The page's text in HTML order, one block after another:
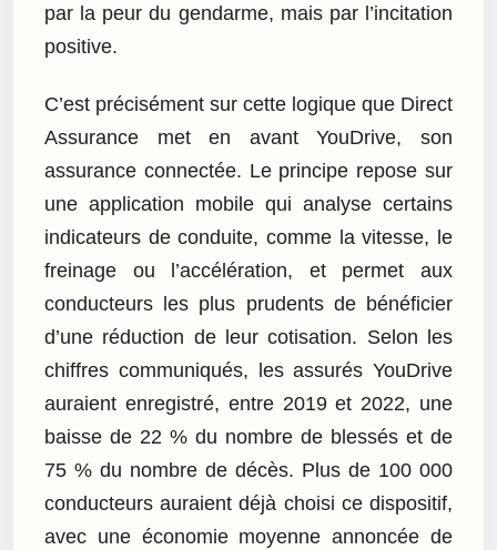
par la peur du gendarme, mais par l’incitation
positive.
C’est précisément sur cette logique que Direct
Assurance met en avant YouDrive, son
assurance connectée. Le principe repose sur
une application mobile qui analyse certains
indicateurs de conduite, comme la vitesse, le
freinage ou l’accélération, et permet aux
conducteurs les plus prudents de bénéficier
d’une réduction de leur cotisation. Selon les
chiffres communiqués, les assurés YouDrive
auraient enregistré, entre 2019 et 2022, une
baisse de 22 % du nombre de blessés et de
75 % du nombre de décès. Plus de 100 000
conducteurs auraient déjà choisi ce dispositif,
avec une économie moyenne annoncée de